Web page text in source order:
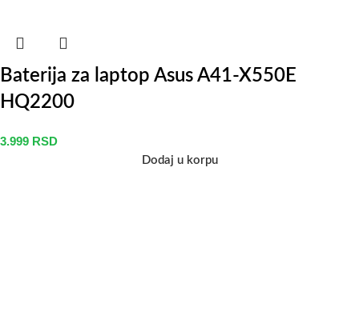
Baterija za laptop Asus A41-X550E
HQ2200
3.999 RSD
Dodaj u korpu